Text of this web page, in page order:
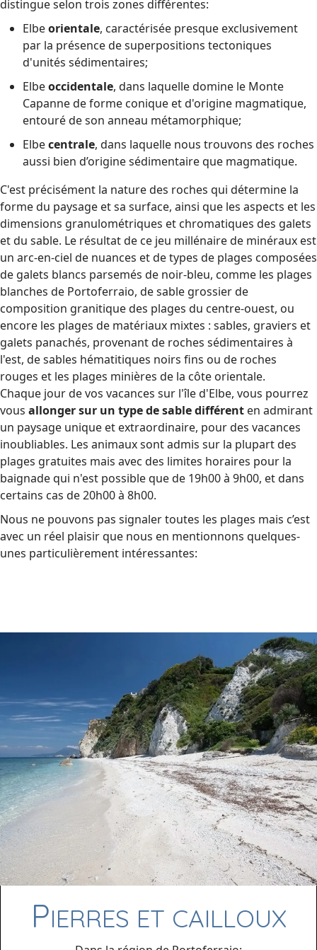
distingue selon trois zones différentes:
Elbeorientale, caractérisée presque exclusivement
par la présence de superpositions tectoniques
d'unités sédimentaires;
Elbeoccidentale, dans laquelle domine le Monte
Capanne de forme conique et d'origine magmatique,
entouré de son anneau métamorphique;
Elbecentrale, dans laquelle nous trouvons des roches
aussi bien d’origine sédimentaire que magmatique.
C'est précisément la nature des roches qui détermine la
forme du paysage et sa surface, ainsi que les aspects et les
dimensions granulométriques et chromatiques des galets
et du sable. Le résultat de ce jeu millénaire de minéraux est
un arc-en-ciel de nuances et de types de plages composées
de galets blancs parsemés de noir-bleu, comme les plages
blanches de Portoferraio, de sable grossier de
composition granitique des plages du centre-ouest, ou
encore les plages de matériaux mixtes : sables, graviers et
galets panachés, provenant de roches sédimentaires à
l'est, de sables hématitiques noirs fins ou de roches
rouges et les plages minières de la côte orientale.
Chaque jour de vos vacances sur l'île d'Elbe, vous pourrez
vous allonger sur un type de sable différent en admirant
un paysage unique et extraordinaire, pour des vacances
inoubliables. Les animaux sont admis sur la plupart des
plages gratuites mais avec des limites horaires pour la
baignade qui n'est possible que de 19h00 à 9h00, et dans
certains cas de 20h00 à 8h00.
Nous ne pouvons pas signaler toutes les plages mais c’est
avec un réel plaisir que nous en mentionnons quelques-
unes particulièrement intéressantes:
PIERRES ET CAILLOUX